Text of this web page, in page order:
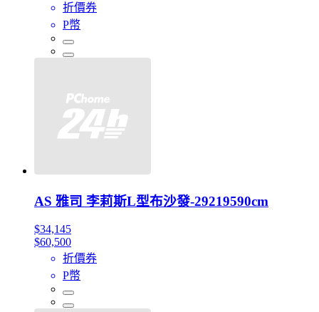
折價券
P幣
AS 雅司 李莉斯L型布沙發-29219590cm
$34,145
$60,500
折價券
P幣